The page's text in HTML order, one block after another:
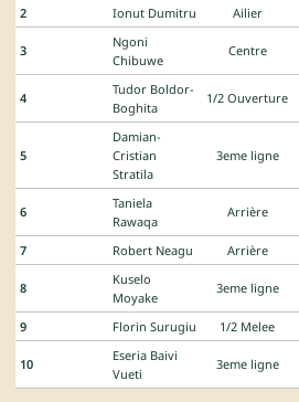
2
Ionut Dumitru Ailier
3
Ngoni
Chibuwe
Centre
4
Tudor Boldor-
Boghita
1/2 Ouverture
5
Damian-
Cristian
Stratila
3eme ligne
6
Taniela
Rawaqa
Arrière
7 Robert Neagu Arrière
8
Kuselo
Moyake
3eme ligne
9 Florin Surugiu 1/2 Melee
10
Eseria Baivi
Vueti
3eme ligne